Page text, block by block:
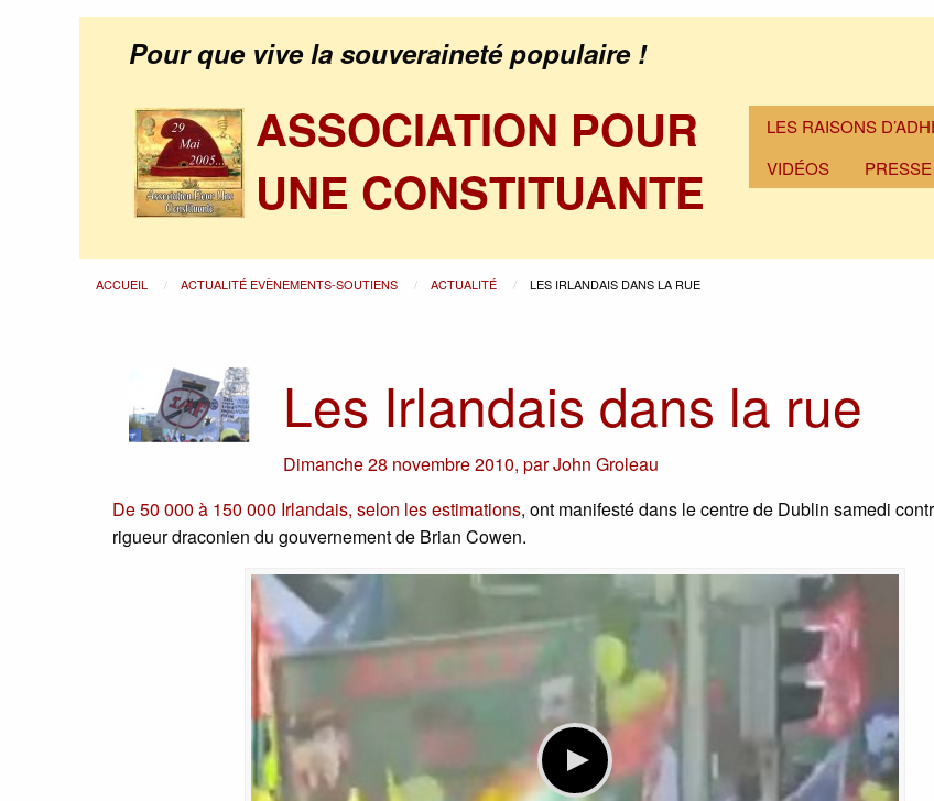
Pour que vive la souveraineté populaire !
ASSOCIATION POUR
UNE CONSTITUANTE
LES RAISONS
VIDÉOS
PRESSE
ACCUEIL ACTUALITÉ EVÈNEMENTS-SOUTIENS ACTUALITÉ LES IRLANDAIS DANS LA RUE
Les Irlandais dans la rue
Dimanche 28 novembre 2010,parJohn Groleau
De 50 000 à 150 000 Irlandais, selon les estimations, ont manifesté dans le centre de Dublin samedi
rigueur draconien du gouvernement de Brian Cowen.